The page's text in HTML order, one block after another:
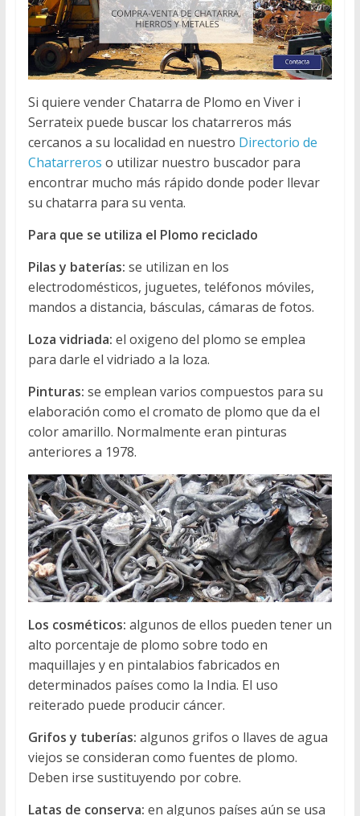
Si quiere vender Chatarra de Plomo en Viver i
Serrateix puede buscar los chatarreros más
cercanos a su localidad en nuestro Directorio de
Chatarreros o utilizar nuestro buscador para
encontrar mucho más rápido donde poder llevar
su chatarra para su venta.
Para que se utiliza el Plomo reciclado
Pilas y baterías: se utilizan en los
electrodomésticos, juguetes, teléfonos móviles,
mandos a distancia, básculas, cámaras de fotos.
Loza vidriada: el oxigeno del plomo se emplea
para darle el vidriado a la loza.
Pinturas: se emplean varios compuestos para su
elaboración como el cromato de plomo que da el
color amarillo. Normalmente eran pinturas
anteriores a 1978.
Los cosméticos: algunos de ellos pueden tener un
alto porcentaje de plomo sobre todo en
maquillajes y en pintalabios fabricados en
determinados países como la India. El uso
reiterado puede producir cáncer.
Grifos y tuberías: algunos grifos o llaves de agua
viejos se consideran como fuentes de plomo.
Deben irse sustituyendo por cobre.
Latas de conserva: en algunos países aún se usa